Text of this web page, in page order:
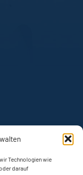
Technologien wie
darauf